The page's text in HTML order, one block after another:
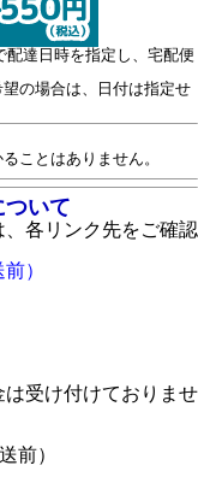
達日時を指定し、宅配便
望の場合は、日付は指定せ
ことはありません。
いて
各リンク先をご確認
）
受け付けておりませ
前）